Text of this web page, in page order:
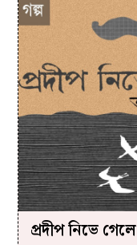
প্রদীপ নিভে গেলে